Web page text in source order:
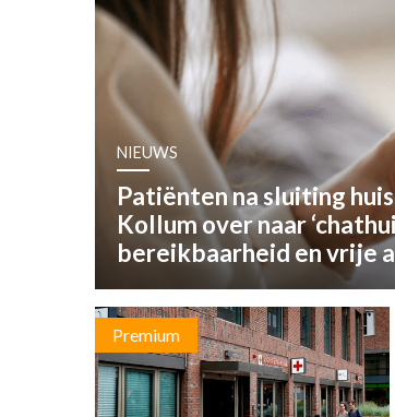
OPINIE
NIEUWS
Patiënten na sluiting
Kollum over naar
bereikbaarheid en vrije
Premium